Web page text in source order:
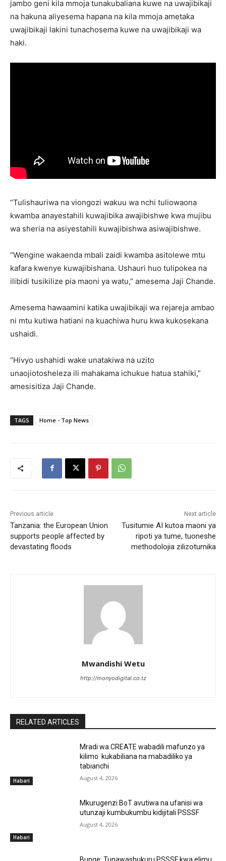
jambo geni kila mmoja tunakubaliana kuwe na uwajibikaji
na hakuna aliyesema hapana na kila mmoja ametaka
uwajibikaji lakini tunachosema kuwe na uwajibikaji wa
haki.
“Tulishauriwa na viongozi wakuu wa nchi tuliowaona
kwamba anayestahili kuwajibika awajibishwe kwa mujibu
wa sheria na asiyestahili kuwajibishwa asiwajibishwe.
“Wengine wakaenda mbali zaidi kwamba asitolewe mtu
kafara kwenye kuwajibishana. Ushauri huo tulipokea na
ilibidi tusikilize pia maoni ya watu,” amesema Jaji Chande.
Amesema hawaamini katika uwajibikaji wa rejareja ambao
ni mtu kutiwa hatiani na kuachiwa huru kwa kukosekana
ushaidi.
“Hivyo ushahidi wake unatakiwa na uzito
unaojiotosheleza ili mahakama ichukue hatua stahiki,”
amesisitiza Jaji Chande.
TAGS Home - Top News
Previous article
Tanzania: the European Union
supports people affected by
devastating floods
Next article
Tusitumie AI kutoa maoni ya
ripoti ya tume, tuoneshe
methodolojia zilizotumika
Mwandishi Wetu
http://monyodigital.co.tz
RELATED ARTICLES
Habari
Mradi wa CREATE wabadili mafunzo ya
kilimo kukabiliana na mabadiliko ya
tabianchi
August 4, 2026
Habari
Mkurugenzi BoT avutiwa na ufanisi wa
utunzaji kumbukumbu kidijitali PSSSF
August 4, 2026